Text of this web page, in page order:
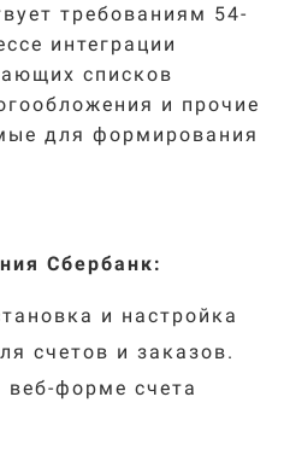
требованиям 54-
интеграции
списков
и прочие
для формирования
Сбербанк:
и настройка
счетов и заказов.
форме счета